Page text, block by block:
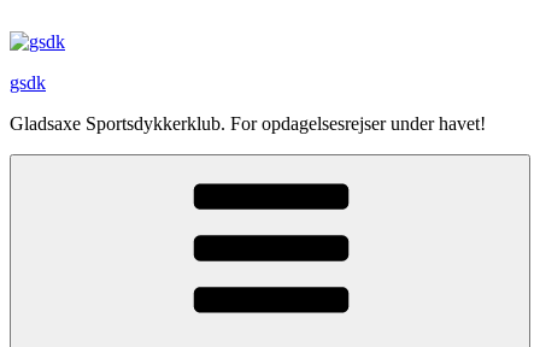
til
gsdk
Gladsaxe Sportsdykkerklub. For opdagelsesrejser under havet!